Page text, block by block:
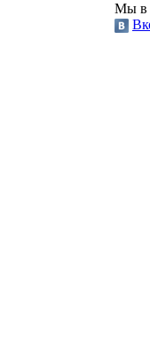
Мы в